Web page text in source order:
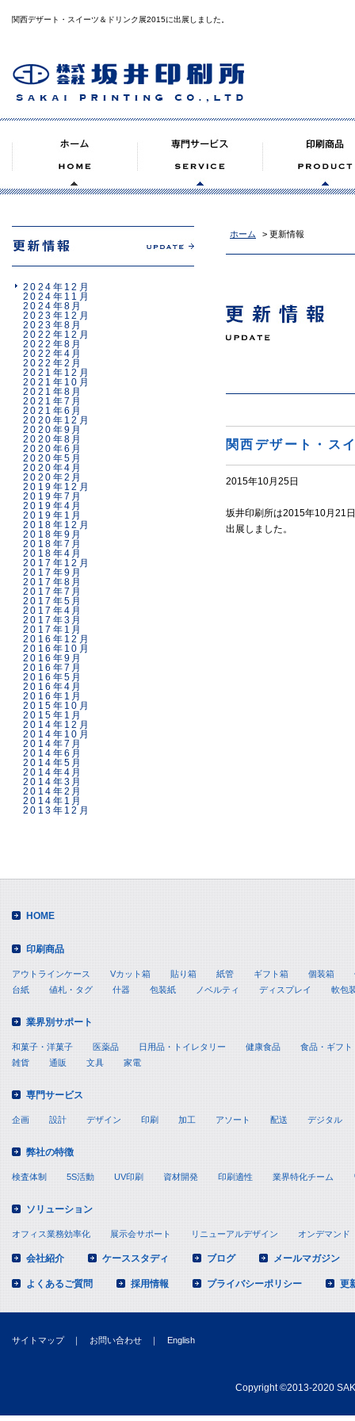
関西デザート・スイーツ＆ドリンク展2015に出展しました。
2024年12月
2024年11月
2024年8月
2023年12月
2023年8月
2022年12月
2022年8月
2022年4月
2022年2月
2021年12月
2021年10月
2021年8月
2021年7月
2021年6月
2020年12月
2020年9月
2020年8月
2020年6月
2020年5月
2020年4月
2020年2月
2019年12月
2019年7月
2019年4月
2019年1月
2018年12月
2018年9月
2018年7月
2018年4月
2017年12月
2017年9月
2017年8月
2017年7月
2017年5月
2017年4月
2017年3月
2017年1月
2016年12月
2016年10月
2016年9月
2016年7月
2016年5月
2016年4月
2016年1月
2015年10月
2015年1月
2014年12月
2014年10月
2014年7月
2014年6月
2014年5月
2014年4月
2014年3月
2014年2月
2014年1月
2013年12月
ホーム > 更新情報
関西デザート・ス
2015年10月25日
坂井印刷所は2015年10月21
出展しました。
HOME
印刷商品
アウトラインケース Vカット箱 貼り箱 紙管 ギフト箱 個装箱
台紙
値札・タグ 什器 包装紙 ノベルティ ディスプレイ 軟包
業界別サポート
和菓子・洋菓子 医薬品 日用品・トイレタリー 健康食品
食品・ギフト
雑貨
通販 文具 家電
専門サービス
企画 設計 デザイン 印刷 加工 アソート 配送 デジタル
弊社の特徴
検査体制 5S活動 UV印刷 資材開発 印刷適性 業界特化チーム
ソリューション
オフィス業務効率化 展示会サポート リニューアルデザイン オンデマンド
会社紹介 ケーススタディ ブログ メールマガジン
よくあるご質問 採用情報 プライバシーポリシー 更
サイトマップ ｜ お問い合わせ ｜ English
Copyright©2013-2020